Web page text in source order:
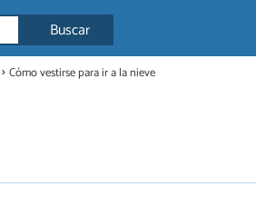
Buscar
Cómo vestirse para ir a la nieve